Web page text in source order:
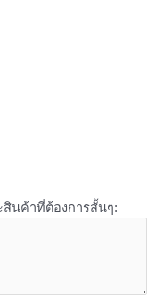
นค้าที่ต้องการสั้นๆ: